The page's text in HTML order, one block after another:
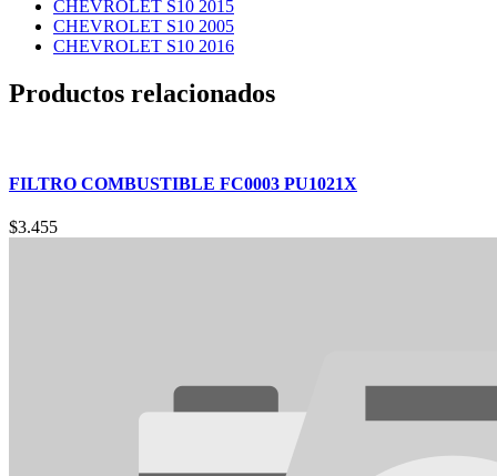
CHEVROLET S10 2015
CHEVROLET S10 2005
CHEVROLET S10 2016
Productos relacionados
FILTRO COMBUSTIBLE FC0003 PU1021X
$3.455